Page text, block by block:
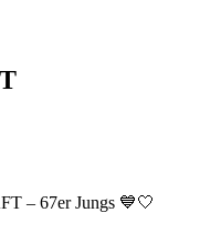
– 67er Jungs 💙🤍